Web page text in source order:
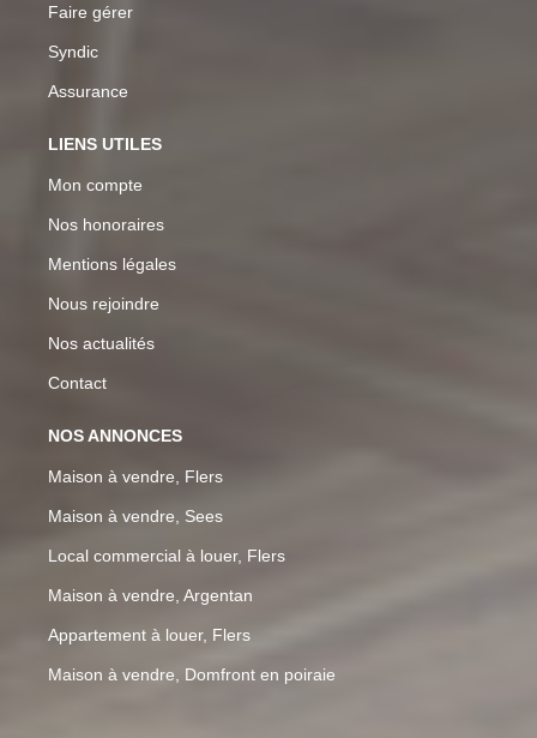
Faire gérer
Syndic
Assurance
LIENS UTILES
Mon compte
Nos honoraires
Mentions légales
Nous rejoindre
Nos actualités
Contact
NOS ANNONCES
Maison à vendre, Flers
Maison à vendre, Sees
Local commercial à louer, Flers
Maison à vendre, Argentan
Appartement à louer, Flers
Maison à vendre, Domfront en poiraie